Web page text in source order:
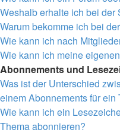
Weshalb erhalte ich bei
Warum bekomme ich bei
Wie kann ich nach
Wie kann ich meine
Abonnements und
Was ist der Unterschied
einem Abonnements für ein
Wie kann ich ein
Thema abonnieren?